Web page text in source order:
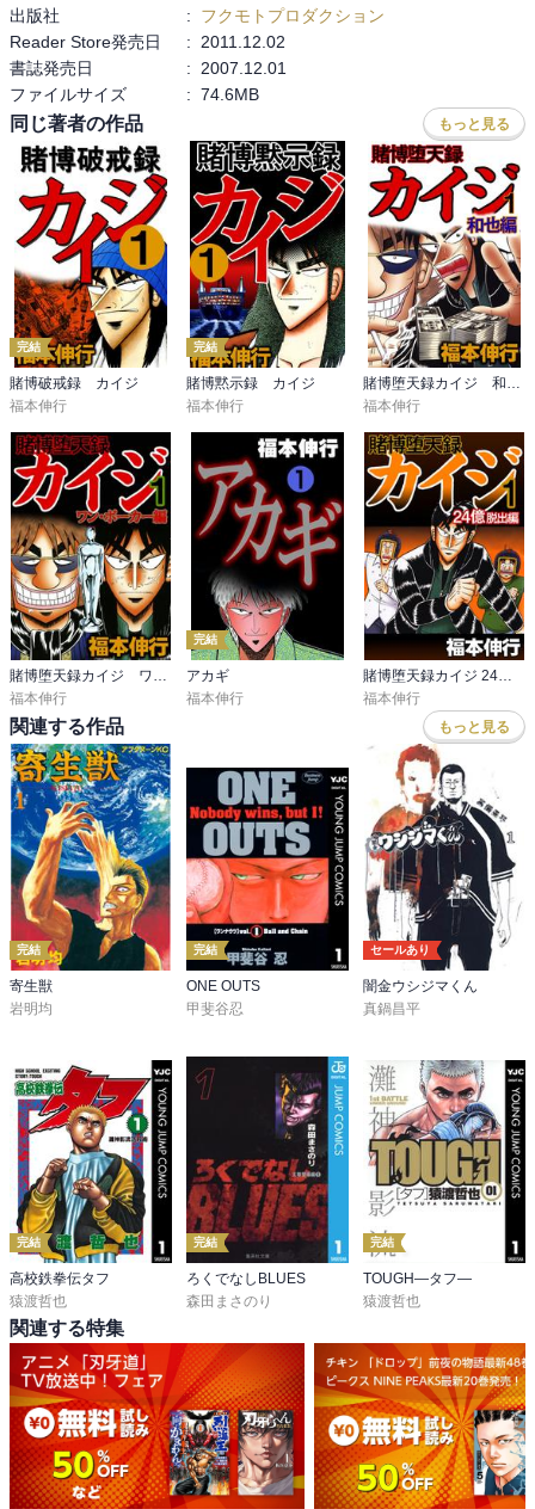
出版社
:
フクモトプロダクション
Reader Store発売日
:
2011.12.02
書誌発売日
:
2007.12.01
ファイルサイズ
: 74.6MB
同じ著者の作品 もっと見る
完結
賭博破戒録 カイジ
福本伸行
完結
賭博黙示録 カイジ
福本伸行
賭博堕天録カイジ 和也編
福本伸行
福本伸行
完結
アカギ
福本伸行
福本伸行
関連する作品 もっと見る
完結
寄生獣
岩明均
完結
ONE OUTS
甲斐谷忍
セールあり
闇金ウシジマくん
真鍋昌平
完結
高校鉄拳伝タフ
猿渡哲也
完結
ろくでなしBLUES
森田まさのり
完結
TOUGH―タフ―
猿渡哲也
関連する特集